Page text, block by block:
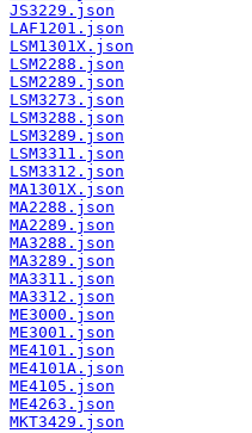
JS3229.json
LAF1201.json
LSM1301X.json
LSM2288.json
LSM2289.json
LSM3273.json
LSM3288.json
LSM3289.json
LSM3311.json
LSM3312.json
MA1301X.json
MA2288.json
MA2289.json
MA3288.json
MA3289.json
MA3311.json
MA3312.json
ME3000.json
ME3001.json
ME4101.json
ME4101A.json
ME4105.json
ME4263.json
MKT3429.json